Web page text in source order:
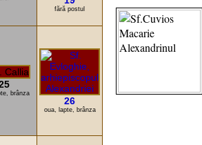
fără postul
brânza
26
oua, lapte, brânza